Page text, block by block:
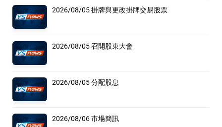
2026/08/05 掛牌與更改掛牌交易股票
2026/08/05 召開股東大會
2026/08/05 分配股息
2026/08/06 市場簡訊